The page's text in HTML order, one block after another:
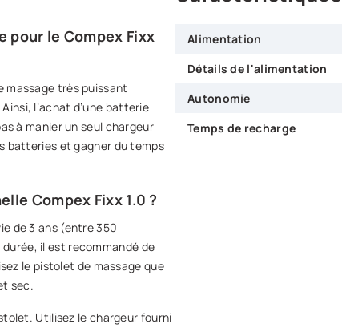
le Compex Fixx
massage très puissant
l’achat d’une batterie
à manier un seul chargeur
batteries et gagner du temps
Compex Fixx 1.0 ?
de 3 ans (entre 350
il est recommandé de
le pistolet de massage que
sec.
Utilisez le chargeur fourni
Alimentation
Détails de l'alimentation
Autonomie
Temps de recharge